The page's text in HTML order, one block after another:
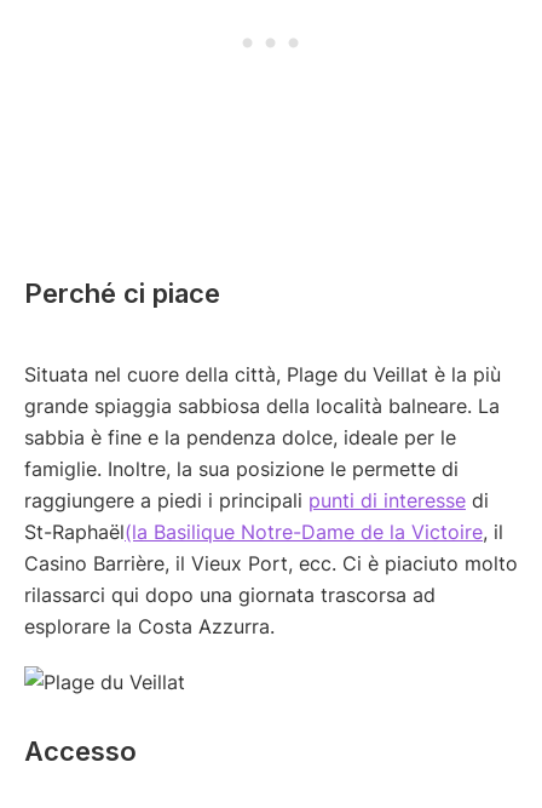
Perché ci piace
Situata nel cuore della città, Plage du Veillat è la più
grande spiaggia sabbiosa della località balneare. La
sabbia è fine e la pendenza dolce, ideale per le
famiglie. Inoltre, la sua posizione le permette di
raggiungere a piedi i principali punti di interesse di
St-Raphaël(la Basilique Notre-Dame de la Victoire, il
Casino Barrière, il Vieux Port, ecc. Ci è piaciuto molto
rilassarci qui dopo una giornata trascorsa ad
esplorare la Costa Azzurra.
Accesso